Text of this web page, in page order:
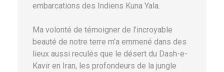
embarcations des Indiens Kuna Yala.
Ma volonté de témoigner de l’incroyable
beauté de notre terre m’a emmené dans des
lieux aussi reculés que le désert du Dash-e-
Kavir en Iran, les profondeurs de la jungle